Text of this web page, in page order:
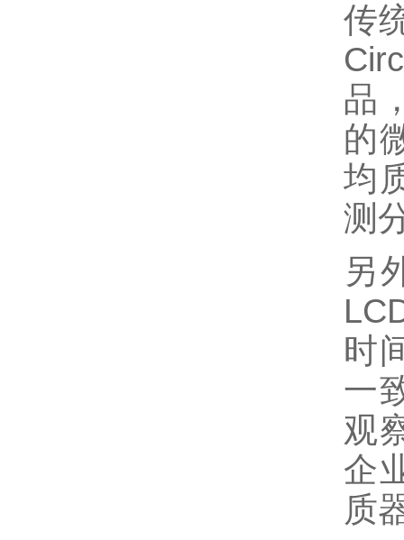
传
品
的
均
测
另
时
一
观
企
质